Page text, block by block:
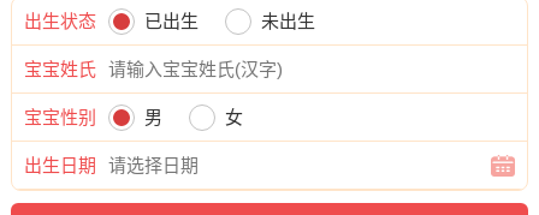
出生状态 已出生 未出生
宝宝姓氏
宝宝性别 男 女
出生日期